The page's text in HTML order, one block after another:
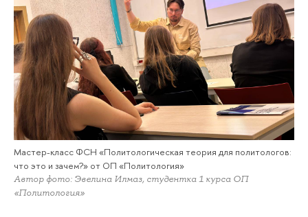
Мастер-класс ФСН «Политологическая теория для политологов:
что это и зачем?» от ОП «Политология»
Автор фото: Эвелина Илмаз, студентка 1 курса ОП
«Политология»